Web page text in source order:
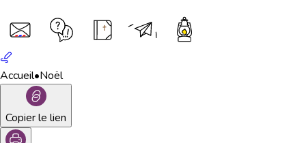
Accueil•Noël
Copier le lien